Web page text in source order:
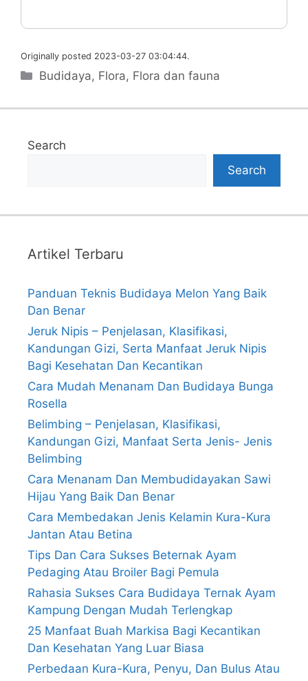
Originally posted 2023-03-27 03:04:44.
Categories
Budidaya, Flora, Flora dan fauna
Search
Search
Artikel Terbaru
Panduan Teknis Budidaya Melon Yang Baik
Dan Benar
Jeruk Nipis – Penjelasan, Klasifikasi,
Kandungan Gizi, Serta Manfaat Jeruk Nipis
Bagi Kesehatan Dan Kecantikan
Cara Mudah Menanam Dan Budidaya Bunga
Rosella
Belimbing – Penjelasan, Klasifikasi,
Kandungan Gizi, Manfaat Serta Jenis- Jenis
Belimbing
Cara Menanam Dan Membudidayakan Sawi
Hijau Yang Baik Dan Benar
Cara Membedakan Jenis Kelamin Kura-Kura
Jantan Atau Betina
Tips Dan Cara Sukses Beternak Ayam
Pedaging Atau Broiler Bagi Pemula
Rahasia Sukses Cara Budidaya Ternak Ayam
Kampung Dengan Mudah Terlengkap
25 Manfaat Buah Markisa Bagi Kecantikan
Dan Kesehatan Yang Luar Biasa
Perbedaan Kura-Kura, Penyu, Dan Bulus Atau